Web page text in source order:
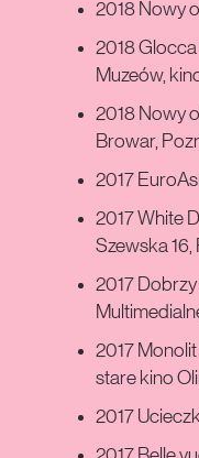
2018 Nowy
2018
Muzeów,
2018 Nowy
Browar,
2017
2017 White
Szewska 16,
2017
2017
stare kino
2017